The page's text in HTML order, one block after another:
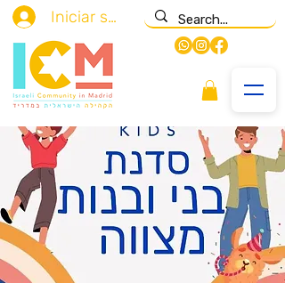
Iniciar sesión